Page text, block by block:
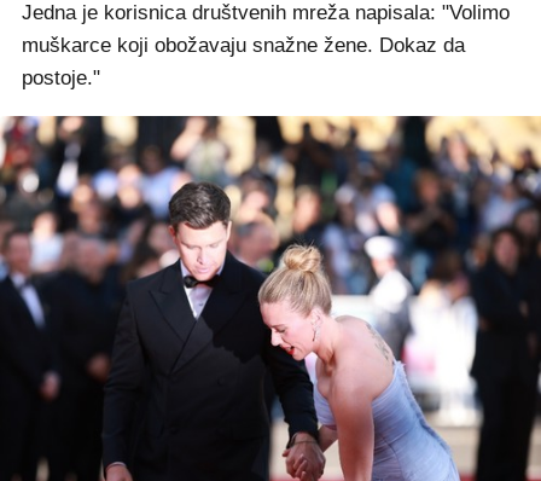
Jedna je korisnica društvenih mreža napisala: "Volimo
muškarce koji obožavaju snažne žene. Dokaz da
postoje."